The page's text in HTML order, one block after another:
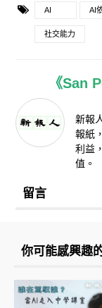
AI AI
社交能力
《San
新報
報紙
利益
值。
留言
你可能感興趣